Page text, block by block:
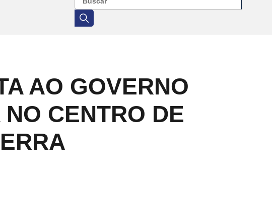
AO GOVERNO
CENTRO DE